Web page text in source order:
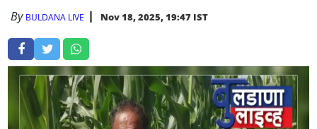
By BULDANA LIVE Nov 18, 2025, 19:47 IST